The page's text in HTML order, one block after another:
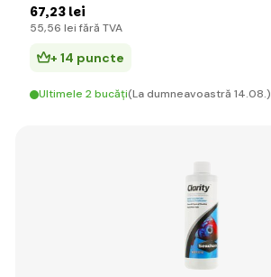
67,23 lei
55,56 lei fără TVA
+ 14 puncte
Ultimele 2 bucăți(La dumneavoastră 14.08.)